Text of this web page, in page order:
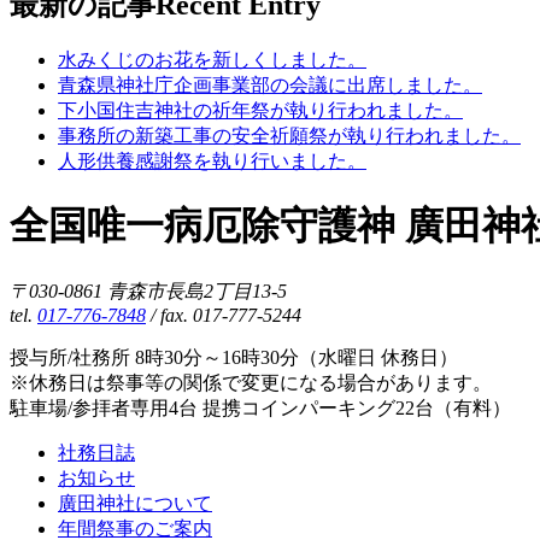
水みくじのお花を新しくしました。
青森県神社庁企画事業部の会議に出席しました。
下小国住吉神社の祈年祭が執り行われました。
事務所の新築工事の安全祈願祭が執り行われました。
人形供養感謝祭を執り行いました。
全国唯一病厄除守護神 廣田神
〒030-0861 青森市長島2丁目13-5
tel. 017-776-7848 / fax. 017-777-5244
授与所/社務所 8時30分～16時30分（水曜日 休務日）
※休務日は祭事等の関係で変更になる場合があります。
駐車場/参拝者専用4台 提携コインパーキング22台（有料）
社務日誌
お知らせ
廣田神社について
年間祭事のご案内